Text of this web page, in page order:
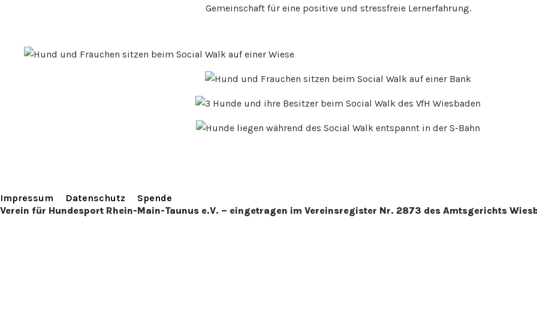
Gemeinschaft für eine positive und stressfreie Lernerfahrung.
Impressum Datenschutz
Spende
Verein für Hundesport Rhein-Main-Taunus e.V. – eingetragen im Vereinsregister Nr. 2873 des Amtsgerichts